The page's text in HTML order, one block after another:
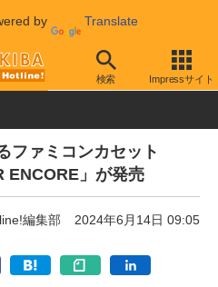
by Translate
検索 Impressサイト
ゲーム機関連
ファミコンカセット
ENCORE」が発売
編集部 2024年6月14日 09:05